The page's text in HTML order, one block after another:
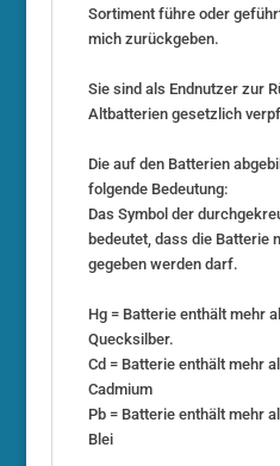
Sortiment führe oder
mich zurückgeben.
Sie sind als Endnutzer zur
Altbatterien gesetzlich
Die auf den Batterien
folgende Bedeutung:
Das Symbol der
bedeutet, dass die Batterie
gegeben werden darf.
Hg = Batterie enthält mehr
Quecksilber.
Cd = Batterie enthält mehr
Cadmium
Pb = Batterie enthält mehr
Blei